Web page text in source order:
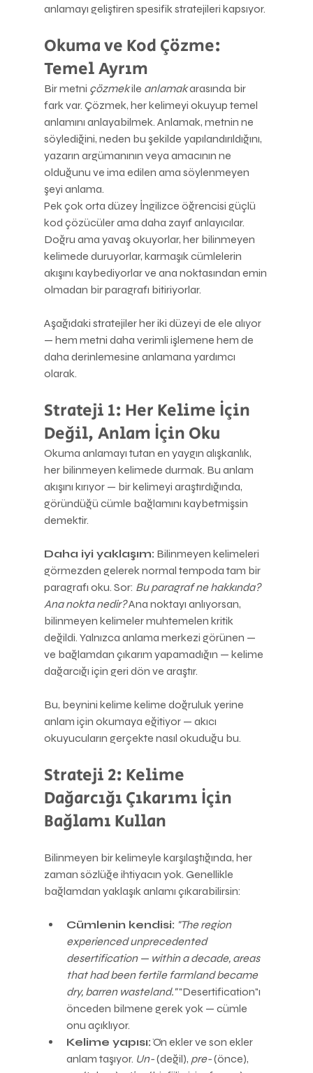
anlamayı geliştiren spesifik stratejileri kapsıyor.
Okuma ve Kod Çözme:
Temel Ayrım
Bir metni çözmek ile anlamak arasında bir
fark var. Çözmek, her kelimeyi okuyup temel
anlamını anlayabilmek. Anlamak, metnin ne
söylediğini, neden bu şekilde yapılandırıldığını,
yazarın argümanının veya amacının ne
olduğunu ve ima edilen ama söylenmeyen
şeyi anlama.
Pek çok orta düzey İngilizce öğrencisi güçlü
kod çözücüler ama daha zayıf anlayıcılar.
Doğru ama yavaş okuyorlar, her bilinmeyen
kelimede duruyorlar, karmaşık cümlelerin
akışını kaybediyorlar ve ana noktasından emin
olmadan bir paragrafı bitiriyorlar.
Aşağıdaki stratejiler her iki düzeyi de ele alıyor
— hem metni daha verimli işlemene hem de
daha derinlemesine anlamana yardımcı
olarak.
Strateji 1: Her Kelime İçin
Değil, Anlam İçin Oku
Okuma anlamayı tutan en yaygın alışkanlık,
her bilinmeyen kelimede durmak. Bu anlam
akışını kırıyor — bir kelimeyi araştırdığında,
göründüğü cümle bağlamını kaybetmişsin
demektir.
Daha iyi yaklaşım: Bilinmeyen kelimeleri
görmezden gelerek normal tempoda tam bir
paragrafı oku. Sor: Bu paragraf ne hakkında?
Ana nokta nedir? Ana noktayı anlıyorsan,
bilinmeyen kelimeler muhtemelen kritik
değildi. Yalnızca anlama merkezi görünen —
ve bağlamdan çıkarım yapamadığın — kelime
dağarcığı için geri dön ve araştır.
Bu, beynini kelime kelime doğruluk yerine
anlam için okumaya eğitiyor — akıcı
okuyucuların gerçekte nasıl okuduğu bu.
Strateji 2: Kelime
Dağarcığı Çıkarımı İçin
Bağlamı Kullan
Bilinmeyen bir kelimeyle karşılaştığında, her
zaman sözlüğe ihtiyacın yok. Genellikle
bağlamdan yaklaşık anlamı çıkarabilirsin:
Cümlenin kendisi: "The region
experienced unprecedented
desertification — within a decade, areas
that had been fertile farmland became
dry, barren wasteland." "Desertification"ı
önceden bilmene gerek yok — cümle
onu açıklıyor.
Kelime yapısı: Ön ekler ve son ekler
anlam taşıyor. Un- (değil), pre- (önce),